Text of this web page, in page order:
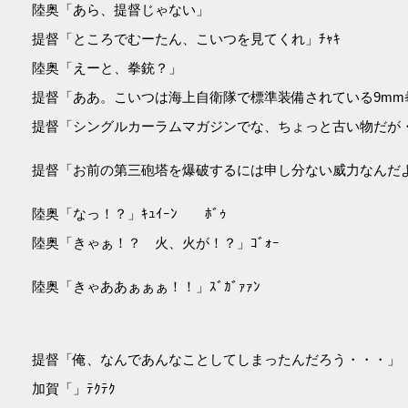
陸奥「あら、提督じゃない」
提督「ところでむーたん、こいつを見てくれ」ﾁｬｷ
陸奥「えーと、拳銃？」
提督「ああ。こいつは海上自衛隊で標準装備されている9mm
提督「シングルカーラムマガジンでな、ちょっと古い物だが
提督「お前の第三砲塔を爆破するには申し分ない威力なんだ
陸奥「なっ！？」ｷｭｲｰﾝ ﾎﾞｩ
陸奥「きゃぁ！？ 火、火が！？」ｺﾞｫｰ
陸奥「きゃああぁぁぁ！！」ｽﾞｶﾞｧｧﾝ
提督「俺、なんであんなことしてしまったんだろう・・・」
加賀「」ﾃｸﾃｸ